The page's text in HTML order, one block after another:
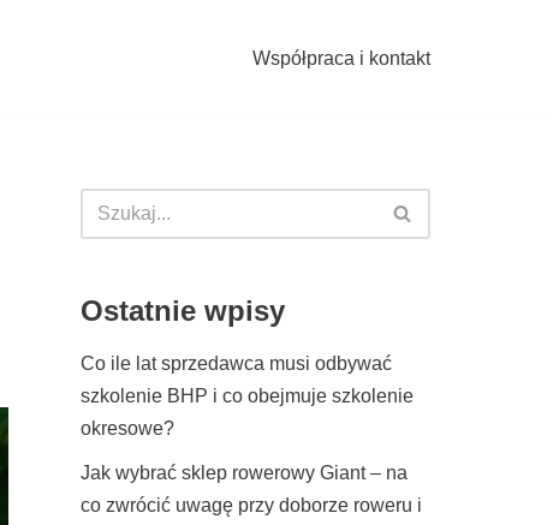
Współpraca i kontakt
Ostatnie wpisy
Co ile lat sprzedawca musi odbywać
szkolenie BHP i co obejmuje szkolenie
okresowe?
Jak wybrać sklep rowerowy Giant – na
co zwrócić uwagę przy doborze roweru i